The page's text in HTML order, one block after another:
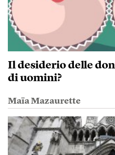
Il desiderio delle
di uomini?
Maïa Mazaurette